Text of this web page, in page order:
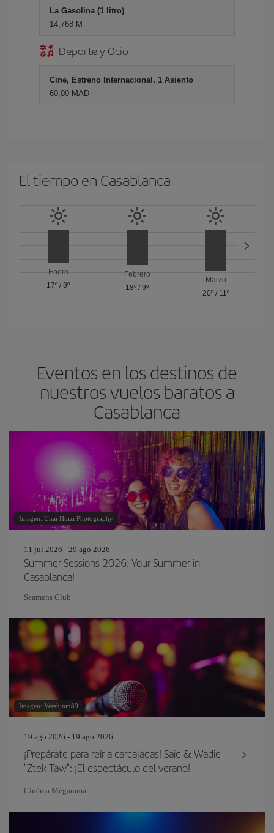
La Gasolina (1 litro)
14,768 M
Deporte y Ocio
Cine, Estreno Internacional, 1 Asiento
60,00 MAD
El tiempo en Casablanca
Enero
17º /8º
Febrero
18º/ 9º
Marzo
20º/ 11º
Eventos en los destinos de
nuestros vuelos baratos a
Casablanca
Imagen: Unai Huizi Photography
11 jul 2026 - 29 ago 2026
Summer Sessions 2026: Your Summer in
Casablanca!
Seamens Club
Imagen: Vershinin89
19 ago 2026 - 19 ago 2026
¡Prepárate para reír a carcajadas! Said & Wadie -
"Ztek Taw": ¡El espectáculo del verano!
Cinéma Mégarama